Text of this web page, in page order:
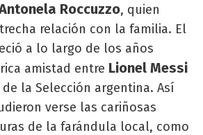
Roccuzzo, quien
relación con la familia. El
a lo largo de los años
amistad entre Lionel Messi
la Selección argentina. Así
verse las cariñosas
de la farándula local, como